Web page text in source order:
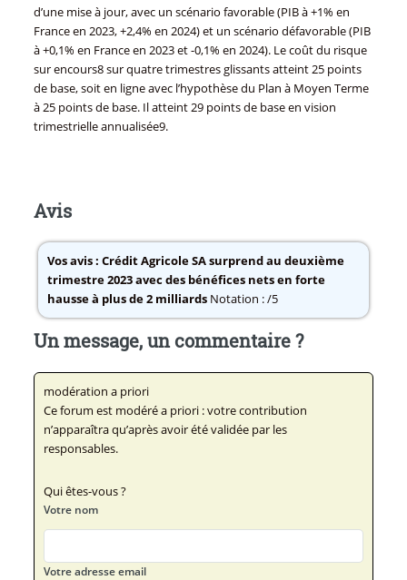
d’une mise à jour, avec un scénario favorable (PIB à +1% en
France en 2023, +2,4% en 2024) et un scénario défavorable (PIB
à +0,1% en France en 2023 et -0,1% en 2024). Le coût du risque
sur encours8 sur quatre trimestres glissants atteint 25 points
de base, soit en ligne avec l’hypothèse du Plan à Moyen Terme
à 25 points de base. Il atteint 29 points de base en vision
trimestrielle annualisée9.
Avis
Vos avis : Crédit Agricole SA surprend au deuxième
trimestre 2023 avec des bénéfices nets en forte
hausse à plus de 2 milliardsNotation : /5
Un message, un commentaire ?
modération a priori
Ce forum est modéré a priori : votre contribution
n’apparaîtra qu’après avoir été validée par les
responsables.
Qui êtes-vous ?
Votre nom
Votre adresse email